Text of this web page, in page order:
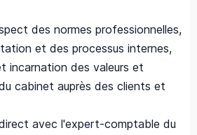
des normes professionnelles,
et des processus internes,
incarnation des valeurs et
cabinet auprès des clients et
avec l'expert‑comptable du